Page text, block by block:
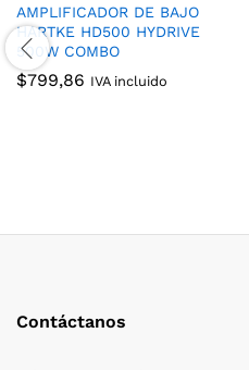
AMPLIFICADOR DE BAJO
HARTKE HD500 HYDRIVE
500W COMBO
$799,86 IVA incluido
Contáctanos